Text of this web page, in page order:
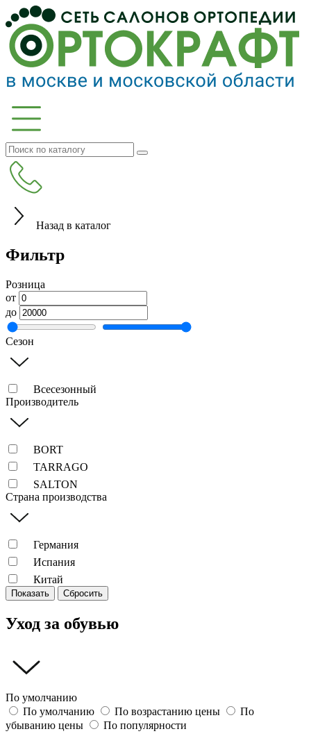
Назад в каталог
Фильтр
Розница
от
до
Сезон
Всесезонный
Производитель
BORT
TARRAGO
SALTON
Страна производства
Германия
Испания
Китай
Показать Сбросить
Уход за обувью
По умолчанию
По умолчанию
По возрастанию цены
По
убыванию цены
По популярности